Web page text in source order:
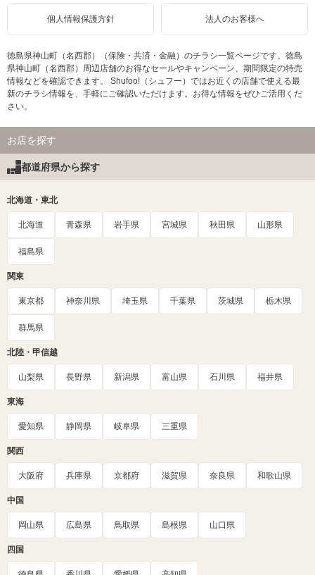
個人情報保護方針 法人のお客様へ
徳島県神山町（名西郡）（保険・共済・金融）のチラシ一覧ページです。徳島
県神山町（名西郡）周辺店舗のお得なセールやキャンペーン、期間限定の特売
情報などを確認できます。 Shufoo!（シュフー）ではお近くの店舗で使える最
新のチラシ情報を、手軽にご確認いただけます。お得な情報をぜひご活用くだ
さい。
お店を探す
都道府県から探す
北海道・東北
北海道 青森県 岩手県 宮城県 秋田県 山形県
福島県
関東
東京都 神奈川県 埼玉県 千葉県 茨城県 栃木県
群馬県
北陸・甲信越
山梨県 長野県 新潟県 富山県 石川県 福井県
東海
愛知県 静岡県 岐阜県 三重県
関西
大阪府 兵庫県 京都府 滋賀県 奈良県 和歌山県
中国
岡山県 広島県 鳥取県 島根県 山口県
四国